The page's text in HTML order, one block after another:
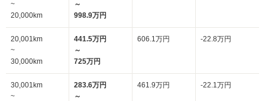
~
20,000km
～
998.9万円
20,001km
~
30,000km
441.5万円
～
725万円
606.1万円 -22.8万円
30,001km
~
283.6万円
～
461.9万円 -22.1万円